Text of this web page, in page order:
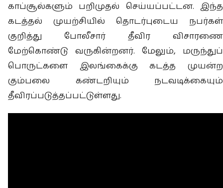
காப்சூல்களும் பறிமுதல் செய்யப்பட்டன. இந்த
கடத்தல் முயற்சியில் தொடர்புடைய நபர்கள்
குறித்து போலீசார் தீவிர விசாரணை
மேற்கொண்டு வருகின்றனர். மேலும், மருந்துப்
பொருட்களை இலங்கைக்கு கடத்த முயன்ற
கும்பலை கண்டறியும் நடவடிக்கையும்
தீவிரப்படுத்தப்பட்டுள்ளது.